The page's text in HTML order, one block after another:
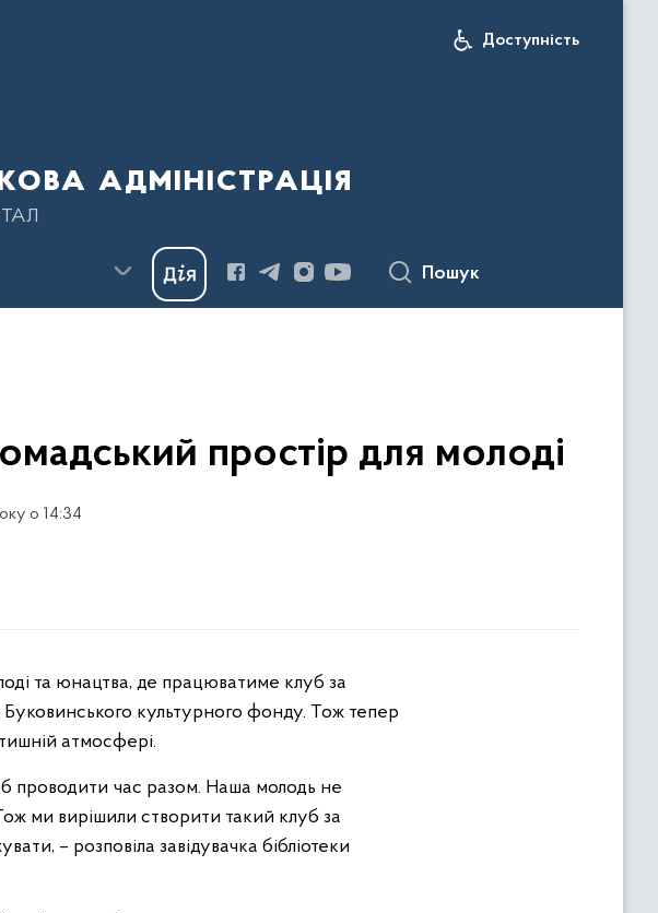
Доступність
адміністрація
Пошук
простір для молоді
о 14:34
Буковинського культурного фонду. Тож тепер
атмосфері.
проводити час разом. Наша молодь не
ми вирішили створити такий клуб за
– розповіла завідувачка бібліотеки